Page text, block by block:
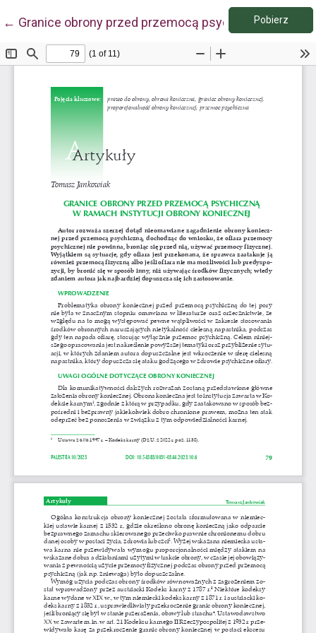
← Wróć do szczegółów artykułu
Granice obrony przed przemocą psychiczną w
Pobierz